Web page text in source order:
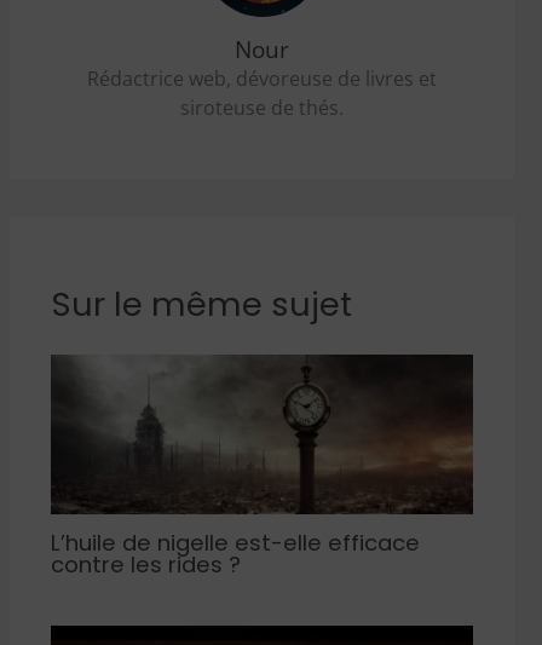
Nour
Rédactrice web, dévoreuse de livres et
siroteuse de thés.
Sur le même sujet
L’huile de nigelle est-elle efficace
contre les rides ?